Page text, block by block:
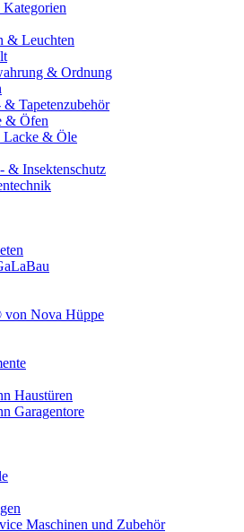
Kategorien
& Leuchten
& Ordnung
& Tapetenzubehör
& Öfen
Lacke & Öle
& Insektenschutz
von Nova Hüppe
Haustüren
Garagentore
Maschinen und Zubehör